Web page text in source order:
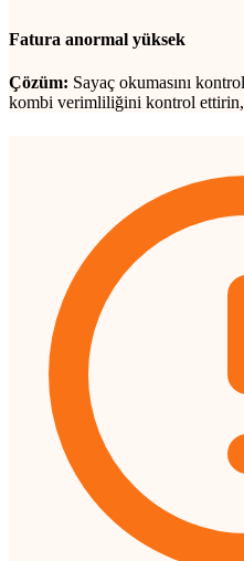
Fatura anormal yüksek
Çözüm: Sayaç okumasını
kombi verimliliğini kontrol ettirin,